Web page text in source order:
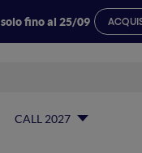
solo fino al 25/09
CALL 2027